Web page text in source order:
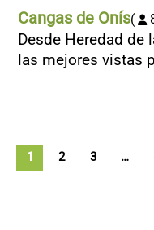
Cangas de Onís(
Desde Heredad de
las mejores vistas
1 2 3 …